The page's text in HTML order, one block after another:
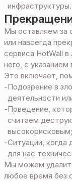
инфраструктуры.
Мы оставляем за
или навсегда
сервиса HotWall
него, с указанием
Это включает,
-Подозрение в
деятельности
-Поведение,
считаем
высокорисковым;
-Ситуации, когда
для нас
Мы можем
любое время без